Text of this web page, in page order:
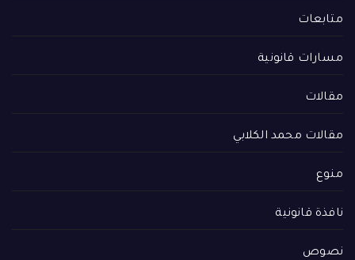
متابعات
مسارات قانونية
مقالات
مقالات محمد الكلابي
منوع
نافذة قانونية
نصوص